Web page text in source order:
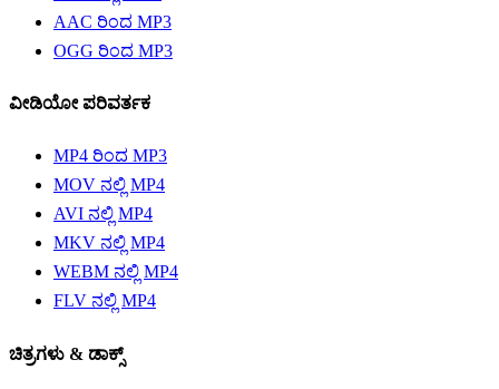
AAC ರಿಂದ MP3
OGG ರಿಂದ MP3
ವೀಡಿಯೋ ಪರಿವರ್ತಕ
MP4 ರಿಂದ MP3
MOV ನಲ್ಲಿ MP4
AVI ನಲ್ಲಿ MP4
MKV ನಲ್ಲಿ MP4
WEBM ನಲ್ಲಿ MP4
FLV ನಲ್ಲಿ MP4
ಚಿತ್ರಗಳು &‌ ಡಾಕ್ಸ್